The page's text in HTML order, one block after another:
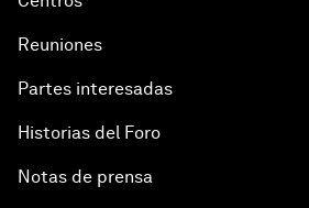
Reuniones
Partes interesadas
Historias del Foro
Notas de prensa